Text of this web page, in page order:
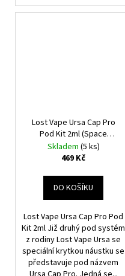
Lost Vape Ursa Cap Pro
Pod Kit 2ml (Space
Gunmetal)
Skladem (5 ks)
469 Kč
DO KOŠÍKU
Lost Vape Ursa Cap Pro Pod
Kit 2ml Již druhý pod systém
z rodiny Lost Vape Ursa se
speciální krytkou náustku se
představuje pod názvem